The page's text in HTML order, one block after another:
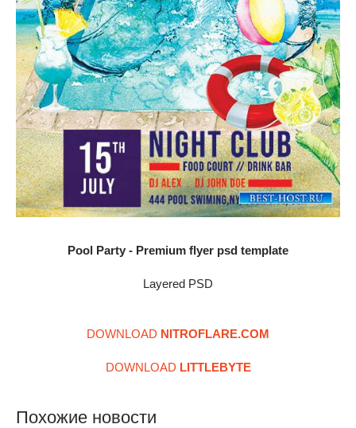
Pool Party - Premium flyer psd template
Layered PSD
DOWNLOAD NITROFLARE.COM
DOWNLOAD LITTLEBYTE
Похожие новости